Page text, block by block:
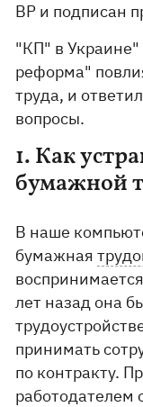
ВР и подписан
"КП" в
реформа"
труда, и
вопросы.
1. Как
бумажной
В наше
бумажная
лет назад она
принимать
по контракту.
работодателем